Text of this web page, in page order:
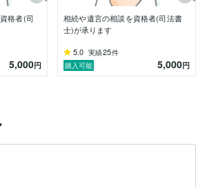
格者(司
5,000円
相続や遺言の相談を資格者(司法書
士)が承ります
5.0 実績25件
購入可能
5,000円